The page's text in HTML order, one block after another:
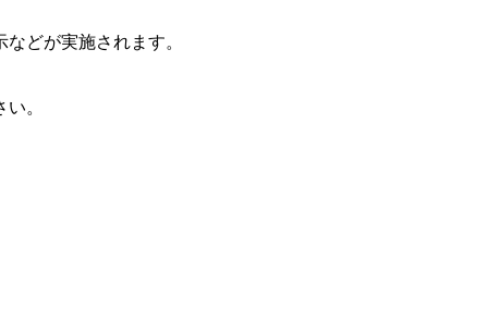
どが実施されます。
。